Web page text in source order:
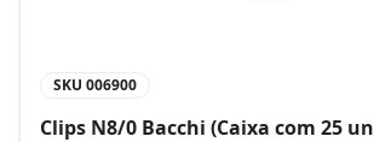
SKU 006900
Clips N8/0 Bacchi (Caixa com 25